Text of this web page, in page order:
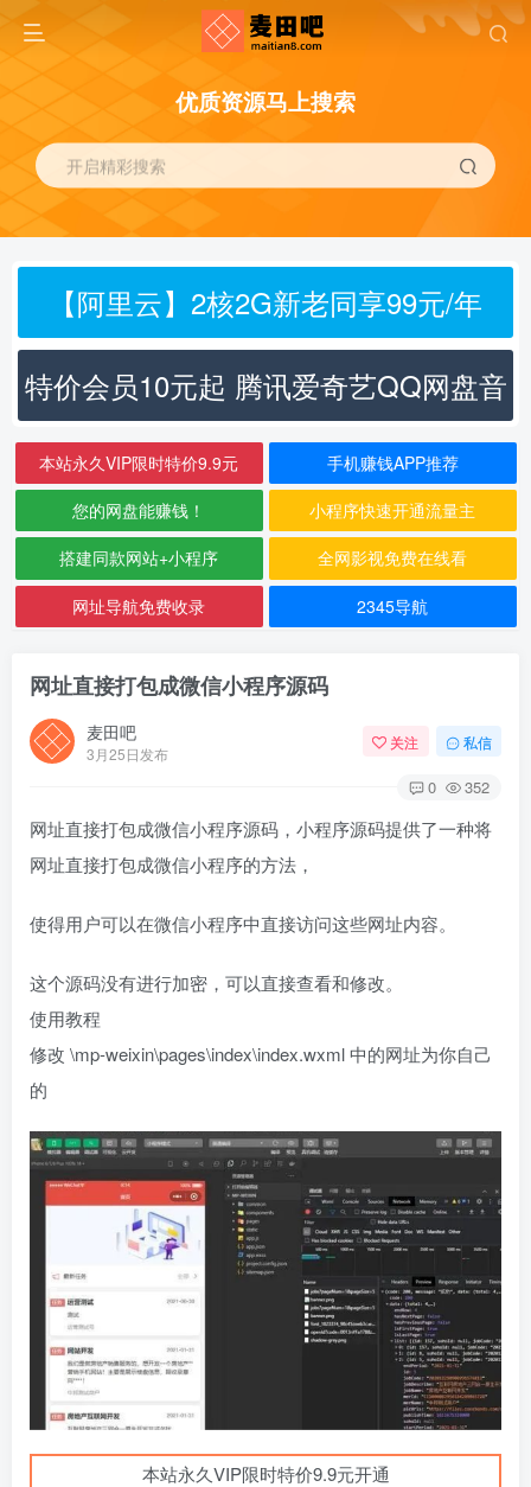
优质资源马上搜索
开启精彩搜索
【阿里云】2核2G新老同享99元/年
特价会员10元起 腾讯爱奇艺QQ网盘音
乐
本站永久VIP限时特价9.9元 手机赚钱APP推荐
您的网盘能赚钱！ 小程序快速开通流量主
搭建同款网站+小程序 全网影视免费在线看
网址导航免费收录 2345导航
网址直接打包成微信小程序源码
麦田吧
3月25日发布
关注 私信
0 352
网址直接打包成微信小程序源码，小程序源码提供了一种将
网址直接打包成微信小程序的方法，
使得用户可以在微信小程序中直接访问这些网址内容。
这个源码没有进行加密，可以直接查看和修改。
使用教程
修改 \mp-weixin\pages\index\index.wxml 中的网址为你自己
的
本站永久VIP限时特价9.9元开通